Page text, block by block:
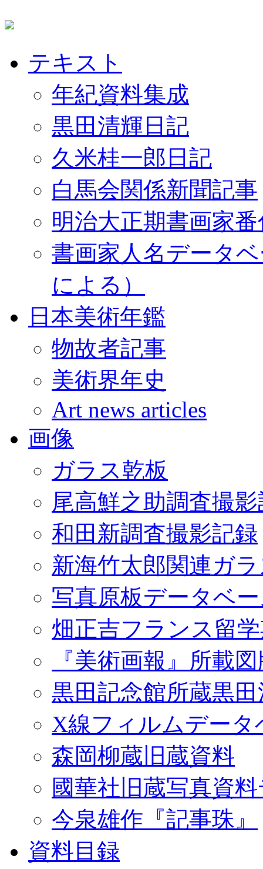
テキスト
年紀資料集成
黒田清輝日記
久米桂一郎日記
白馬会関係新聞記事
明治大正期書画家
書画家人名データ
による）
日本美術年鑑
物故者記事
美術界年史
Art news articles
画像
ガラス乾板
尾高鮮之助調査撮
和田新調査撮影記録
新海竹太郎関連ガ
写真原板データベ
畑正吉フランス留
『美術画報』所載
黒田記念館所蔵黒
X線フィルムデータ
森岡柳蔵旧蔵資料
國華社旧蔵写真資
今泉雄作『記事珠』
資料目録